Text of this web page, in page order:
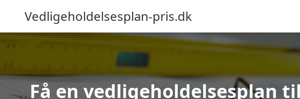
Vedligeholdelsesplan-pris.dk
Få en vedligeholdelsesplan